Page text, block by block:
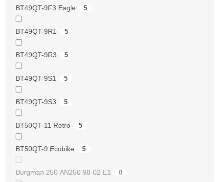
BT49QT-9F3 Eagle 5
BT49QT-9R1 5
BT49QT-9R3 5
BT49QT-9S1 5
BT49QT-9S3 5
BT50QT-11 Retro 5
BT50QT-9 Ecobike 5
Burgman 250 AN250 98-02 E1 0